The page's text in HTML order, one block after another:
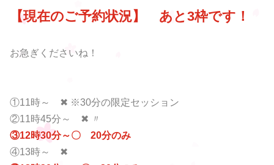
【現在のご予約状況】 あと3枠です！
お急ぎくださいね！
①11時～ ✖ ※30分の限定セッション
②11時45分～ ✖ 〃
③12時30分～〇 20分のみ
④13時～ ✖